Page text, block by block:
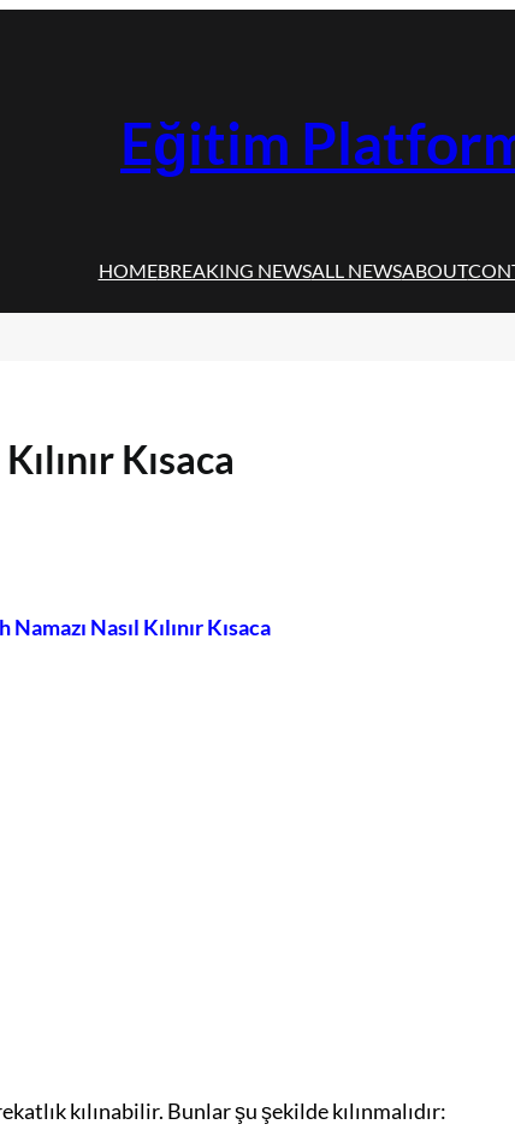
Eğitim
HOMEBREAKING NEWSALL NEWSABOUT
Kısaca
Nasıl Kılınır Kısaca
kılınabilir. Bunlar şu şekilde kılınmalıdır: